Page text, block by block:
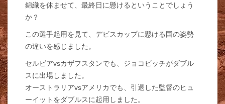
錦織を休ませて、最終日に懸けるということでしょう
か？
この選手起用を見て、デビスカップに懸ける国の姿勢
の違いを感じました。
セルビアvsカザフスタンでも、ジョコビッチがダブル
スに出場しました。
オーストラリアvsアメリカでも、引退した監督のヒュ
ーイットをダブルスに起用しました。